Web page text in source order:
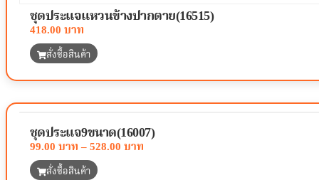
ชุดประแจแหวนข้างปากตาย(16515)
418.00
สั่งซื้อสินค้า
ชุดประแจ9ขนาด(16007)
99.00 –528.00
สั่งซื้อสินค้า